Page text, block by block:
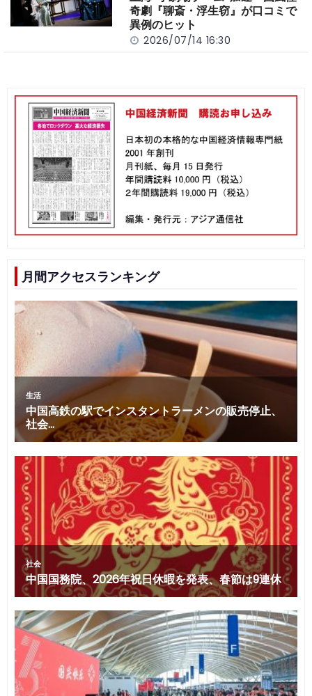
奇劇『聊斎・浮生窃』が口コミで
異例のヒット
2026/07/14 16:30
月間アクセスランキング